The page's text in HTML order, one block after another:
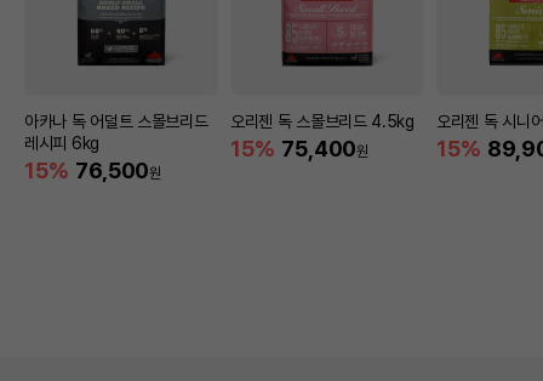
아카나 독 어덜트 스몰브리드
레시피 6kg
15% 76,500원
오리젠 독 스몰브리드 4.5kg
15% 75,400원
오리젠 독 시니
15%